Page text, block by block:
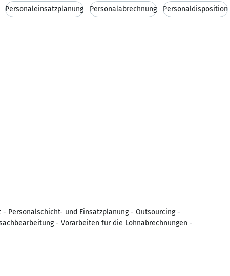
Personaleinsatzplanung Personalabrechnung Personaldisposition
Personalschicht- und Einsatzplanung - Outsourcing -
- Vorarbeiten für die Lohnabrechnungen -